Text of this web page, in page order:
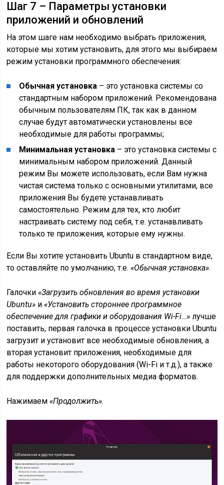
Шаг 7 – Параметры установки
приложений и обновлений
На этом шаге нам необходимо выбрать приложения,
которые мы хотим установить, для этого мы выбираем
режим установки программного обеспечения:
Обычная установка – это установка системы со
стандартным набором приложений. Рекомендована
обычным пользователям ПК, так как в данном
случае будут автоматически установлены все
необходимые для работы программы;
Минимальная установка – это установка системы с
минимальным набором приложений. Данный
режим Вы можете использовать, если Вам нужна
чистая система только с основными утилитами, все
приложения Вы будете устанавливать
самостоятельно. Режим для тех, кто любит
настраивать систему под себя, т.е. устанавливать
только те приложения, которые ему нужны.
Если Вы хотите установить Ubuntu в стандартном виде,
то оставляйте по умолчанию, т.е.«Обычная установка».
Галочки«Загрузить обновления во время установки
Ubuntu» и«Установить стороннее программное
обеспечение для графики и оборудования Wi-Fi…» лучше
поставить, первая галочка в процессе установки Ubuntu
загрузит и установит все необходимые обновления, а
вторая установит приложения, необходимые для
работы некоторого оборудования (Wi-Fi и т.д.), а также
для поддержки дополнительных медиа форматов.
Нажимаем«Продолжить».